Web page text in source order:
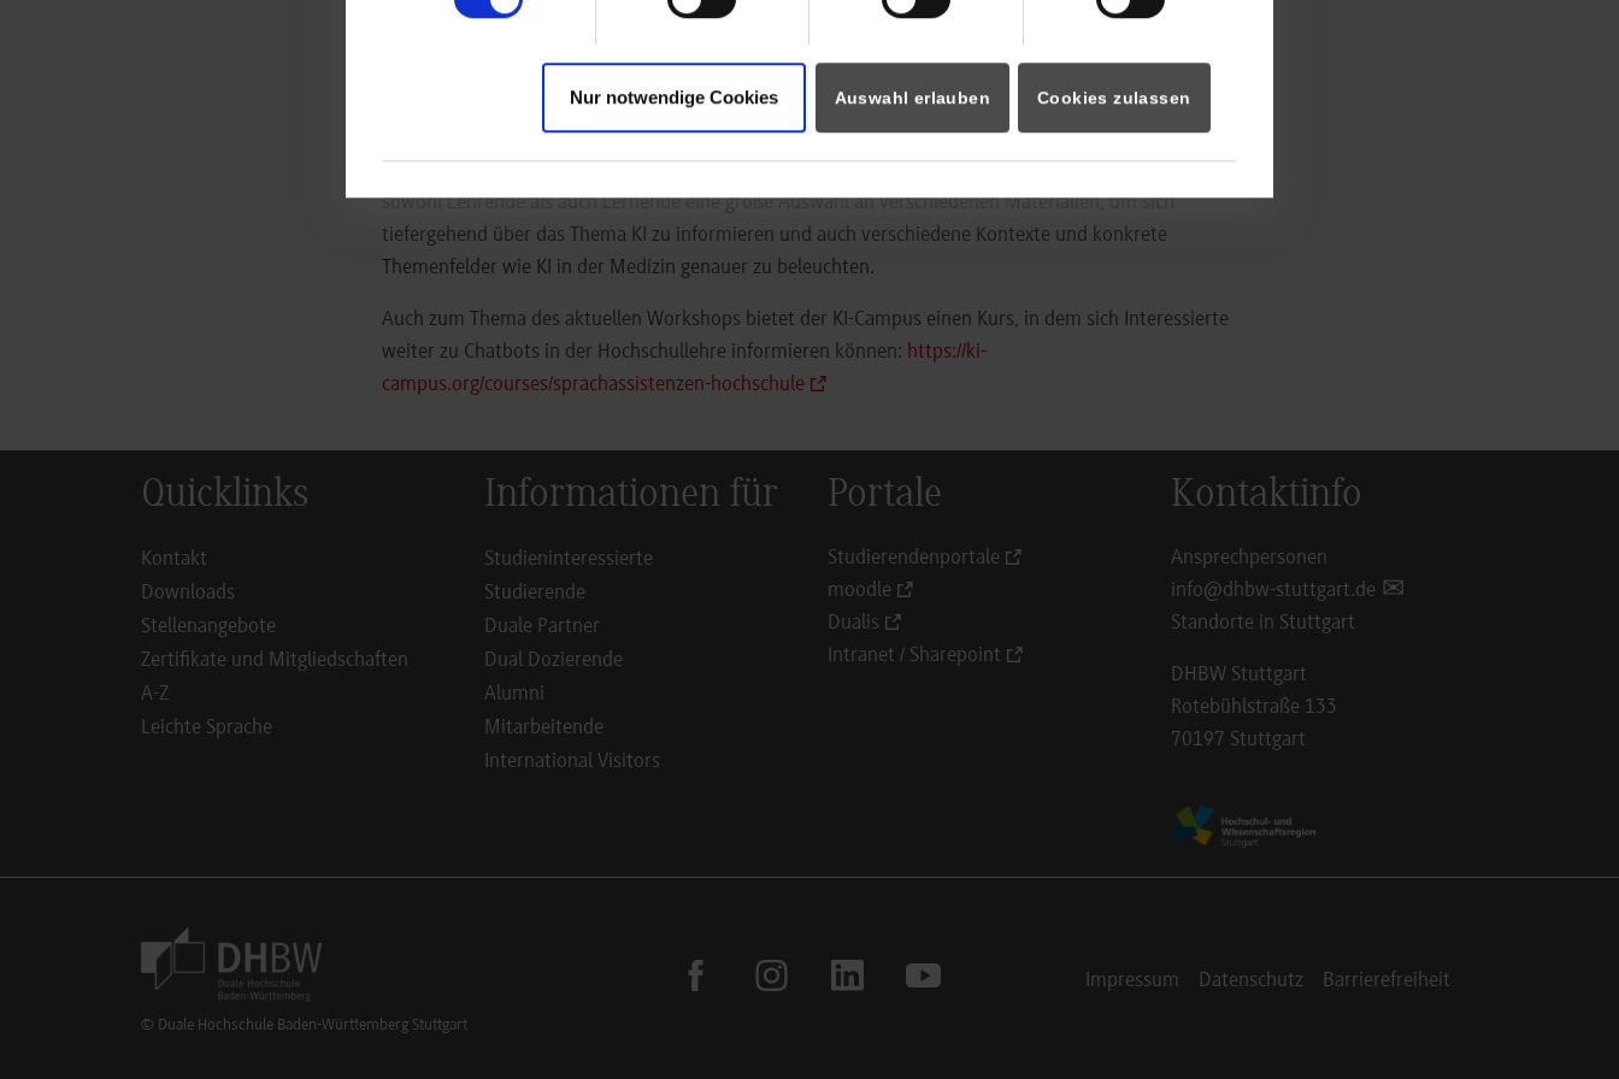
Nur notwendige Cookies Auswahl erlauben Cookies zulassen
Konsequenzen für aktuelle Prüfungsformen wurden diskutiert. Zusammenfassend konnten die
verändern werden und es von Bedeutung sein wird, dass sich die Hochschulen auf diese
sowohl Lehrende als auch Lernende eine große Auswahl an verschiedenen Materialien, um sich
tiefergehend über das Thema KI zu informieren und auch verschiedene Kontexte und konkrete
Themenfelder wie KI in der Medizin genauer zu beleuchten.
Auch zum Thema des aktuellen Workshops bietet der KI-Campus einen Kurs, in dem sich Interessierte
weiter zu Chatbots in der Hochschullehre informieren können: https://ki-
campus.org/courses/sprachassistenzen-hochschule
Quicklinks
Kontakt
Downloads
Stellenangebote
Zertifikate und Mitgliedschaften
A-Z
Leichte Sprache
Informationen für
Studieninteressierte
Studierende
Duale Partner
Dual Dozierende
Alumni
Mitarbeitende
International Visitors
Portale
Studierendenportale
moodle
Dualis
Intranet / Sharepoint
Kontaktinfo
Ansprechpersonen
info@dhbw-stuttgart.de
Standorte in Stuttgart
DHBW Stuttgart
Rotebühlstraße 133
70197 Stuttgart
Footer Meta Navigation
facebook instagramlinkedin youtube Impressum Datenschutz Barrierefreiheit
© Duale Hochschule Baden-Württemberg Stuttgart